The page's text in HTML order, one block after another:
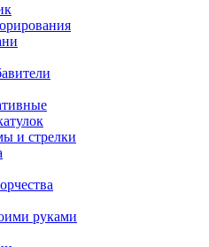
и стрелки
руками